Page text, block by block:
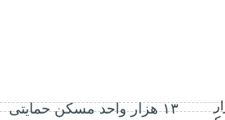
۱۳ هزار واحد مسکن حمایتی